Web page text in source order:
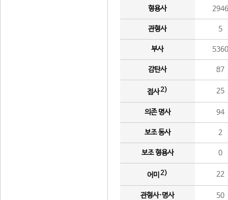
형용사 2946
관형사 5
부사 5360
감탄사 87
접사2) 25
의존 명사 94
보조 동사 2
보조 형용사 0
어미 2) 22
관형사·명사 50